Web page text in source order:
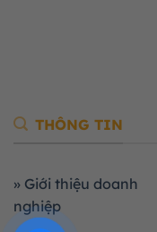
THÔNG TIN
» Giới thiệu doanh
nghiệp